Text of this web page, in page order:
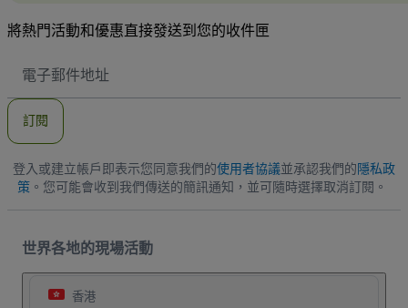
將熱門活動和優惠直接發送到您的收件匣
子
地
訂閱
登入或建立帳戶即表示您同意我們的使用者協議並承認我們的 隱私政
策 。您可能會收到我們傳送的簡訊通知，並可隨時選擇取消訂閱。
世界各地的現場活動
香港